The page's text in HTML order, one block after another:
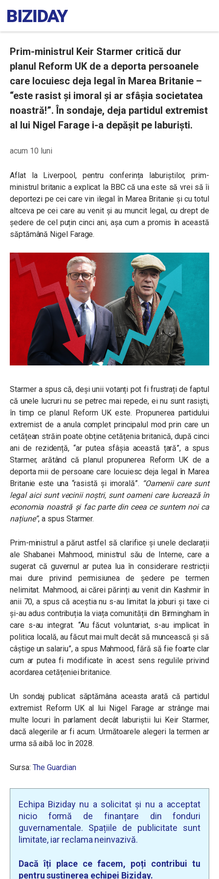
Prim-ministrul Keir Starmer critică dur
planul Reform UK de a deporta persoanele
care locuiesc deja legal în Marea Britanie –
“este rasist și imoral și ar sfâșia societatea
noastră!”. În sondaje, deja partidul extremist
al lui Nigel Farage i-a depășit pe laburiști.
acum 10 luni
Aflat la Liverpool, pentru conferința laburiștilor, prim-
ministrul britanic a explicat la BBC că una este să vrei să îi
deportezi pe cei care vin ilegal în Marea Britanie și cu totul
altceva pe cei care au venit și au muncit legal, cu drept de
ședere de cel puțin cinci ani, așa cum a promis în această
săptămână Nigel Farage.
Starmer a spus că, deși unii votanți pot fi frustrați de faptul
că unele lucruri nu se petrec mai repede, ei nu sunt rasiști,
în timp ce planul Reform UK este. Propunerea partidului
extremist de a anula complet principalul mod prin care un
cetățean străin poate obține cetățenia britanică, după cinci
ani de rezidență, “ar putea sfâșia această țară”, a spus
Starmer, arătând că planul propunerea Reform UK de a
deporta mii de persoane care locuiesc deja legal în Marea
Britanie este una “rasistă și imorală”. “Oamenii care sunt
legal aici sunt vecinii noștri, sunt oameni care lucrează în
economia noastră și fac parte din ceea ce suntem noi ca
națiune”, a spus Starmer.
Prim-ministrul a părut astfel să clarifice și unele declarații
ale Shabanei Mahmood, ministrul său de Interne, care a
sugerat că guvernul ar putea lua în considerare restricții
mai dure privind permisiunea de ședere pe termen
nelimitat. Mahmood, ai cărei părinți au venit din Kashmir în
anii 70, a spus că aceștia nu s-au limitat la joburi și taxe ci
și-au adus contribuția la viața comunității din Birmingham în
care s-au integrat. “Au făcut voluntariat, s-au implicat în
politica locală, au făcut mai mult decât să muncească și să
câștige un salariu”, a spus Mahmood, fără să fie foarte clar
cum ar putea fi modificate în acest sens regulile privind
acordarea cetățeniei britanice.
Un sondaj publicat săptămâna aceasta arată că partidul
extremist Reform UK al lui Nigel Farage ar strânge mai
multe locuri în parlament decât laburiștii lui Keir Starmer,
dacă alegerile ar fi acum. Următoarele alegeri la termen ar
urma să aibă loc în 2028.
Sursa: The Guardian
Echipa Biziday nu a solicitat și nu a acceptat
nicio formă de finanțare din fonduri
guvernamentale. Spațiile de publicitate sunt
limitate, iar reclama neinvazivă.
Dacă îți place ce facem, poți contribui tu
pentru susținerea echipei Biziday.